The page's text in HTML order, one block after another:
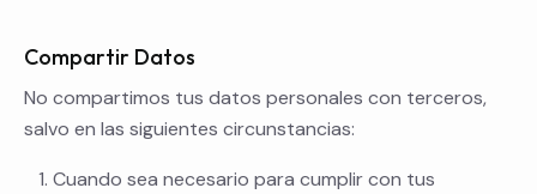
Compartir Datos
No compartimos tus datos personales con terceros,
salvo en las siguientes circunstancias:
Cuando sea necesario para cumplir con tus